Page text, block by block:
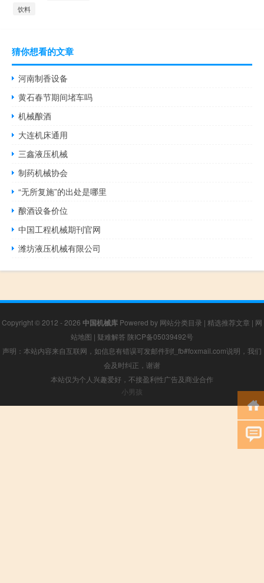
饮料
猜你想看的文章
河南制香设备
黄石春节期间堵车吗
机械酿酒
大连机床通用
三鑫液压机械
制药机械协会
“无所复施”的出处是哪里
酿酒设备价位
中国工程机械期刊官网
潍坊液压机械有限公司
Copyright © 2012 - 2026 中国机械库 Powered by 网站分类目录 | 精选推荐文章 | 网
站地图 | 疑难解答 陕ICP备05039492号
声明：本站内容来自互联网，如信息有错误可发邮件到f_fb#foxmail.com说明，我们
会及时纠正，谢谢
本站仅为个人兴趣爱好，不接盈利性广告及商业合作
小男孩